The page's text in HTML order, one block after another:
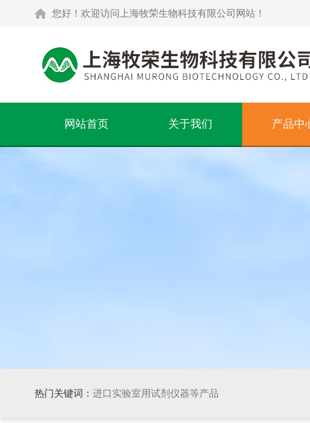
您好！欢迎访问上海牧荣生物科技有限公司网站！
网站首页 关于我们 产品中
热门关键词： 进口实验室用试剂仪器等产品